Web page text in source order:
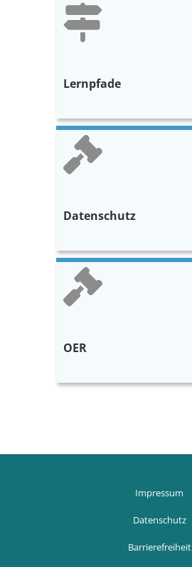
Lernpfade
Datenschutz
OER
Impressum
Datenschutz
Barrierefreiheit